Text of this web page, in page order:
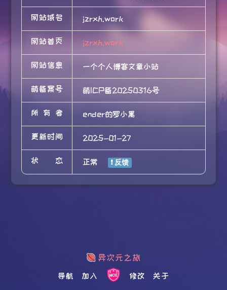
网站域名 jzrxh.work
网站首页 jzrxh.work
网站信息 一个个人博客文章小站
萌备案号 萌ICP备20250316号
所有者 ender的罗小黑
更新时间 2025-01-27
状态 正常
导航 加入 修改 关于